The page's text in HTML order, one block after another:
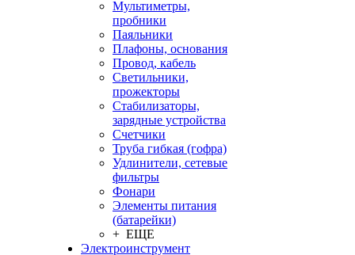
Мультиметры,
пробники
Паяльники
Плафоны, основания
Провод, кабель
Светильники,
прожекторы
Стабилизаторы,
зарядные устройства
Счетчики
Труба гибкая (гофра)
Удлинители, сетевые
фильтры
Фонари
Элементы питания
(батарейки)
+ ЕЩЕ
Электроинструмент